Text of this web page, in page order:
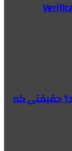
حقیقتی که